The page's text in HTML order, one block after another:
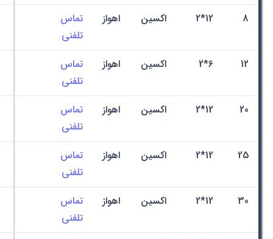
8
12*2 اکسین اهواز
تماس
تلفنی
12
6*2 اکسین اهواز
تماس
تلفنی
20
12*2 اکسین اهواز
تماس
تلفنی
25
12*2 اکسین اهواز
تماس
تلفنی
30
12*2 اکسین اهواز
تماس
تلفنی